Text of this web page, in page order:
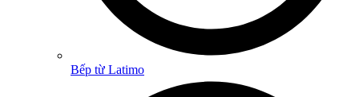
Bếp từ Latimo